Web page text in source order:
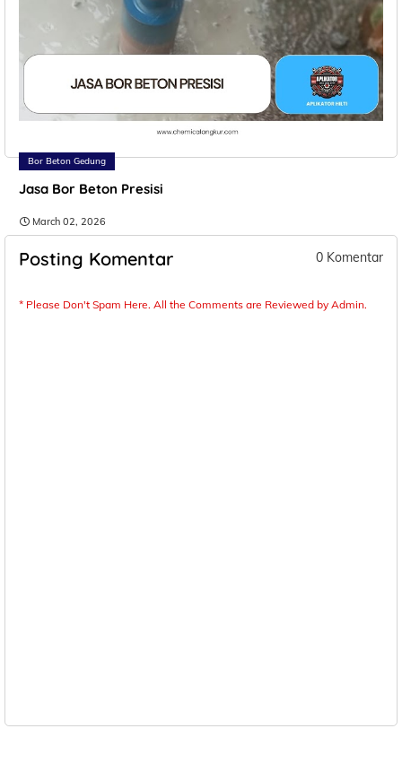
Bor Beton Gedung
Jasa Bor Beton Presisi
March 02, 2026
Posting Komentar 0 Komentar
* Please Don't Spam Here. All the Comments are Reviewed by Admin.